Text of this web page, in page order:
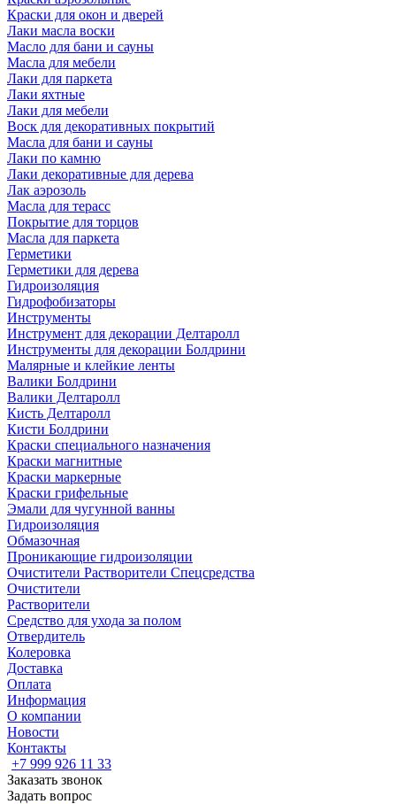
Краски для окон и дверей
Лаки масла воски
Масло для бани и сауны
Масла для мебели
Лаки для паркета
Лаки яхтные
Лаки для мебели
Воск для декоративных покрытий
Масла для бани и сауны
Лаки по камню
Лаки декоративные для дерева
Лак аэрозоль
Масла для терасс
Покрытие для торцов
Масла для паркета
Герметики
Герметики для дерева
Гидроизоляция
Гидрофобизаторы
Инструменты
Инструмент для декорации Делтаролл
Инструменты для декорации Болдрини
Малярные и клейкие ленты
Валики Болдрини
Валики Делтаролл
Кисть Делтаролл
Кисти Болдрини
Краски специального назначения
Краски магнитные
Краски маркерные
Краски грифельные
Эмали для чугунной ванны
Гидроизоляция
Обмазочная
Проникающие гидроизоляции
Очистители Растворители Спецсредства
Очистители
Растворители
Средство для ухода за полом
Отвердитель
Колеровка
Доставка
Оплата
Информация
О компании
Новости
Контакты
+7 999 926 11 33
Заказать звонок
Задать вопрос